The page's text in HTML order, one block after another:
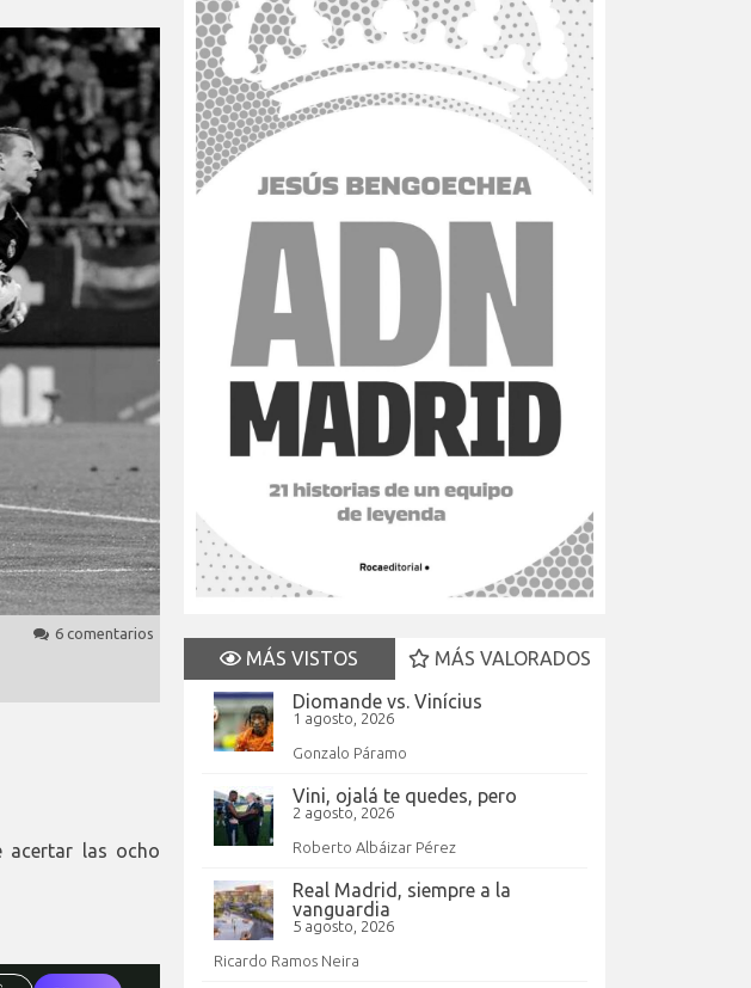
6 comentarios
acertar las ocho
MÁS VISTOS
MÁS VALORADOS
Diomande vs. Vinícius
1 agosto, 2026
Gonzalo Páramo
Vini, ojalá te quedes, pero
2 agosto, 2026
Roberto Albáizar Pérez
Real Madrid, siempre a la
vanguardia
5 agosto, 2026
Ricardo Ramos Neira